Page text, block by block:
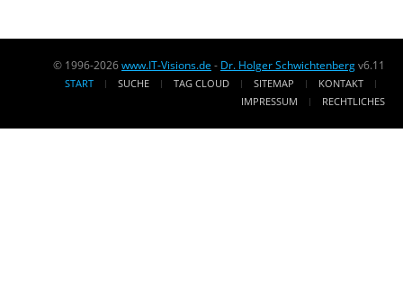
© 1996-2026www.IT-Visions.de - Dr. Holger Schwichtenbergv6.11
START SUCHE TAG CLOUD SITEMAP
KONTAKT
IMPRESSUM
RECHTLICHES